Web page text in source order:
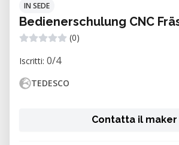
IN SEDE
Bedienerschulung CNC
(0)
Iscritti: 0/4
TEDESCO
Contatta il maker